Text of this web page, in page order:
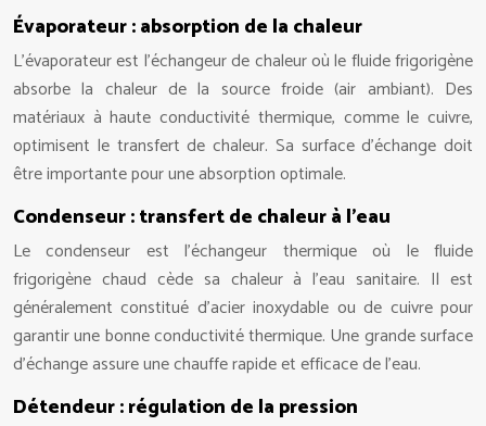
Évaporateur : absorption de la chaleur
L’évaporateur est l’échangeur de chaleur où le fluide frigorigène
absorbe la chaleur de la source froide (air ambiant). Des
matériaux à haute conductivité thermique, comme le cuivre,
optimisent le transfert de chaleur. Sa surface d’échange doit
être importante pour une absorption optimale.
Condenseur : transfert de chaleur à l’eau
Le condenseur est l’échangeur thermique où le fluide
frigorigène chaud cède sa chaleur à l’eau sanitaire. Il est
généralement constitué d’acier inoxydable ou de cuivre pour
garantir une bonne conductivité thermique. Une grande surface
d’échange assure une chauffe rapide et efficace de l’eau.
Détendeur : régulation de la pression